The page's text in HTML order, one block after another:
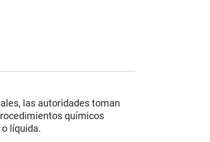
las autoridades toman
químicos
líquida.